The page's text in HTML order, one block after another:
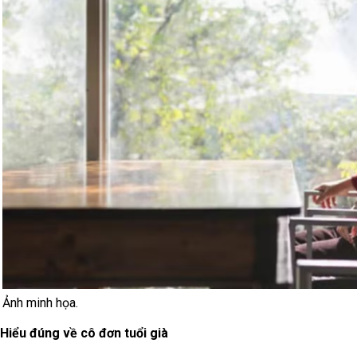
Ảnh minh họa.
Hiểu đúng về cô đơn tuổi già